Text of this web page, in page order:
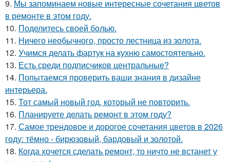
9. Мы запоминаем новые интересные сочетания цветов
в ремонте в этом году.
10. Поделитесь своей болью.
11. Ничего необычного, просто лестница из золота.
12. Учимся делать фартук на кухню самостоятельно.
13. Есть среди подписчиков центральные?
14. Попытаемся проверить ваши знания в дизайне
интерьера.
15. Тот самый новый год, который не повторить.
16. Планируете делать ремонт в этом году?
17. Самое трендовое и дорогое сочетания цветов в 2026
году: тёмно - бирюзовый, бардовый и золотой.
18. Когда хочется сделать ремонт, то ничто не встанет у